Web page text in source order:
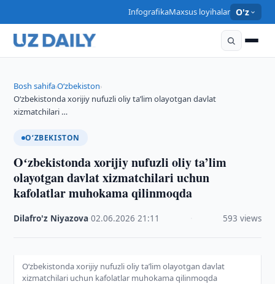
InfografikaMaxsus loyihalar O'z
Bosh sahifa›O‘zbekiston›
Oʻzbekistonda xorijiy nufuzli oliy ta’lim olayotgan davlat
xizmatchilari …
O‘ZBEKISTON
Oʻzbekistonda xorijiy nufuzli oliy ta’lim
olayotgan davlat xizmatchilari uchun
kafolatlar muhokama qilinmoqda
Dilafro'z Niyazova ·02.06.2026 ·21:11 593 views
Oʻzbekistonda xorijiy nufuzli oliy ta’lim olayotgan davlat
xizmatchilari uchun kafolatlar muhokama qilinmoqda